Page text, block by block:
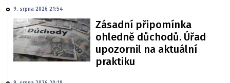
9. srpna 2026 21:54
Zásadní připomínka
ohledně důchodů. Úřad
upozornil na aktuální
praktiku